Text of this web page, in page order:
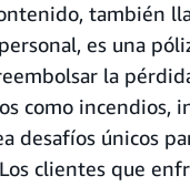
también
es una
la
como incendios,
desafíos únicos
clientes que